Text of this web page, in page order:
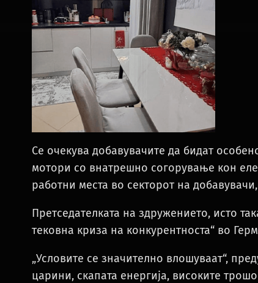
Се очекува добавувачите да бидат
мотори со внатрешно согорување кон
работни места во секторот на
Претседателката на здружението, исто
тековна криза на конкурентноста“ во
„Условите се значително влошуваат“,
царини, скапата енергија, високите